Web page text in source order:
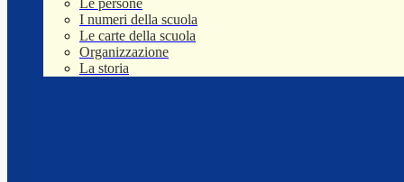
Le persone
I numeri della scuola
Le carte della scuola
Organizzazione
La storia